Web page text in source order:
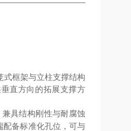
式框架与立柱支撑结构
直方向的拓展支撑方
具结构刚性与耐腐蚀
配备标准化孔位，可与